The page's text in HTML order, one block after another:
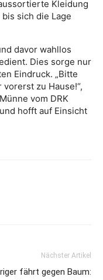
Kleidung
sich die Lage
davor wahllos
Dies sorge nur
Eindruck. „Bitte
zu Hause!“,
vom DRK
hofft auf Einsicht
Nächster Artikel
fährt gegen Baum: